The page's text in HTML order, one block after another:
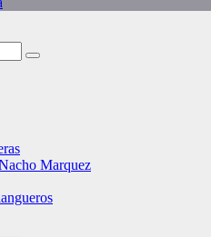
Marquez